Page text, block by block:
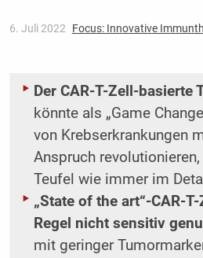
6. Juli 2022 Focus: Innovative
Der CAR-T-Zell-basierte
könnte als „Game
von Krebserkrankungen
Anspruch
Teufel wie immer im
„State of the art“-CAR-
Regel nicht sensitiv
mit geringer